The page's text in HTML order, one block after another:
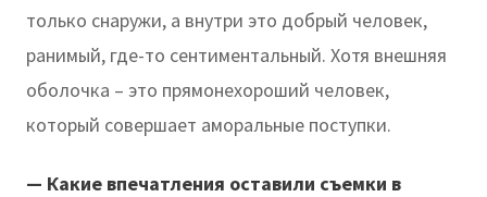
только снаружи, а внутри это добрый человек,
ранимый, где-то сентиментальный. Хотя внешняя
оболочка – это прямонехороший человек,
который совершает аморальные поступки.
— Какие впечатления оставили съемки в